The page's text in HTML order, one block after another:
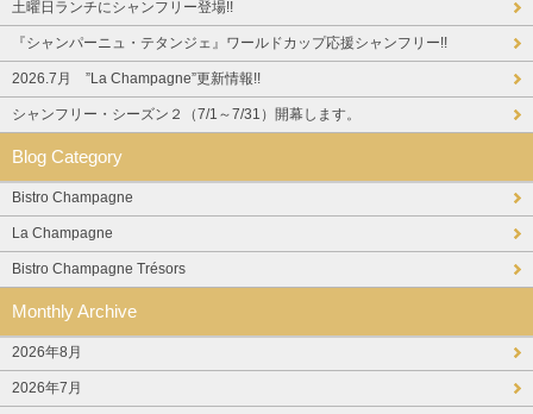
土曜日ランチにシャンフリー登場!!
『シャンパーニュ・テタンジェ』ワールドカップ応援シャンフリー!!
2026.7月 ”La Champagne”更新情報!!
シャンフリー・シーズン２（7/1～7/31）開幕します。
Blog Category
Bistro Champagne
La Champagne
Bistro Champagne Trésors
Monthly Archive
2026年8月
2026年7月